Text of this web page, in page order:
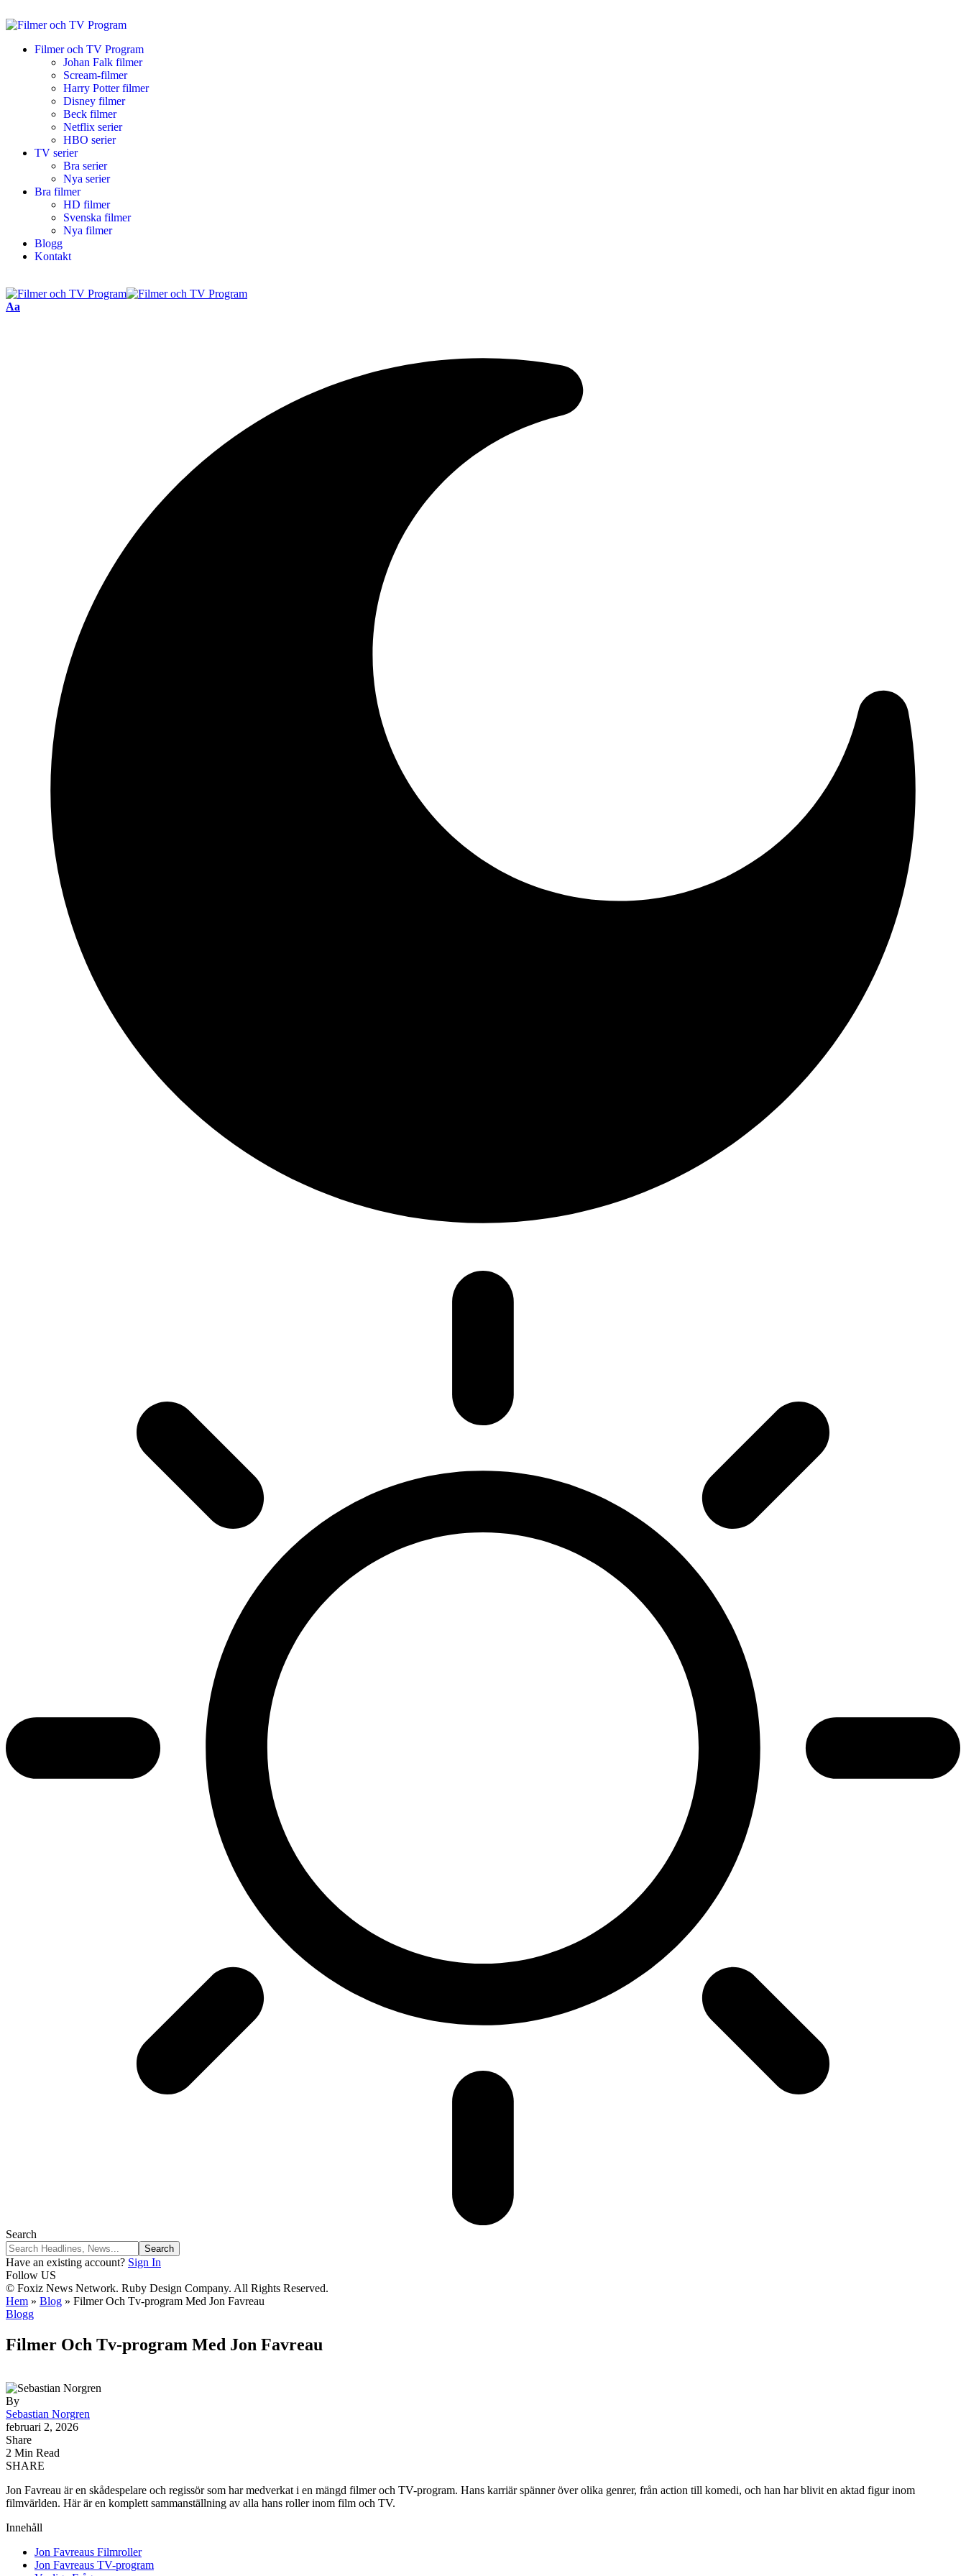
Filmer och TV Program
Johan Falk filmer
Scream-filmer
Harry Potter filmer
Disney filmer
Beck filmer
Netflix serier
HBO serier
TV serier
Bra serier
Nya serier
Bra filmer
HD filmer
Svenska filmer
Nya filmer
Blogg
Kontakt
Aa
Search
Have an existing account? Sign In
Follow US
© Foxiz News Network. Ruby Design Company. All Rights Reserved.
Hem » Blog » Filmer Och Tv-program Med Jon Favreau
Blogg
Filmer Och Tv-program Med Jon Favreau
By
Sebastian Norgren
februari 2, 2026
Share
2 Min Read
SHARE
Jon Favreau är en skådespelare och regissör som har medverkat i en mängd filmer och TV-program. Hans karriär spänner över olika genrer, från action till komedi, och han har blivit en aktad figur inom
filmvärlden. Här är en komplett sammanställning av alla hans roller inom film och TV.
Innehåll
Jon Favreaus Filmroller
Jon Favreaus TV-program